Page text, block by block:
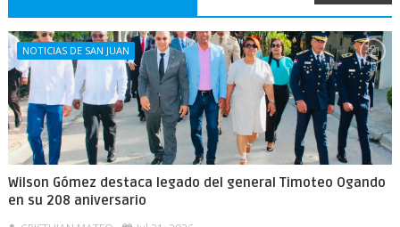
NOTICIAS DE SAN JUAN
Wilson Gómez destaca legado del general Timoteo Ogando
en su 208 aniversario